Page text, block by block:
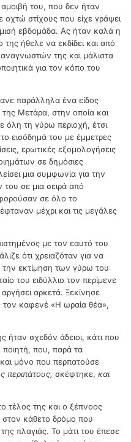
του, που δεν ήταν
στίχους που είχε γράψει
εβδομάδα. Ας ήταν καλά η
ήθελε να εκδίδει και από
της και μάλιστα
για τον κόπο του
παράλληλα ένα είδος
Μετάρα, στην οποία και
όλη τη γύρω περιοχή, έτσι
εισόδημά του με έμμετρες
ερωτικές εξομολογήσεις
σε δημόσιες
μια συμφωνία για την
σε μια σειρά από
σε όλο το
μέχρι και τις μεγάλες
με τον εαυτό του
ότι χρειαζόταν για να
την εκτίμηση των γύρω του
του ειδύλλιο τον περίμενε
αρκετά. Ξεκίνησε
τον καφενέ «Η ωραία θέα»,
ήταν σχεδόν άδειοι, κάτι που
ποιητή, που, παρά τα
και μόνο που περπατούσε
περιπάτους, σκέφτηκε, και
τέλος της και ο ξέπνοος
στον κάθετο δρόμο που
πλαγιάς. Το μάτι του έπεσε